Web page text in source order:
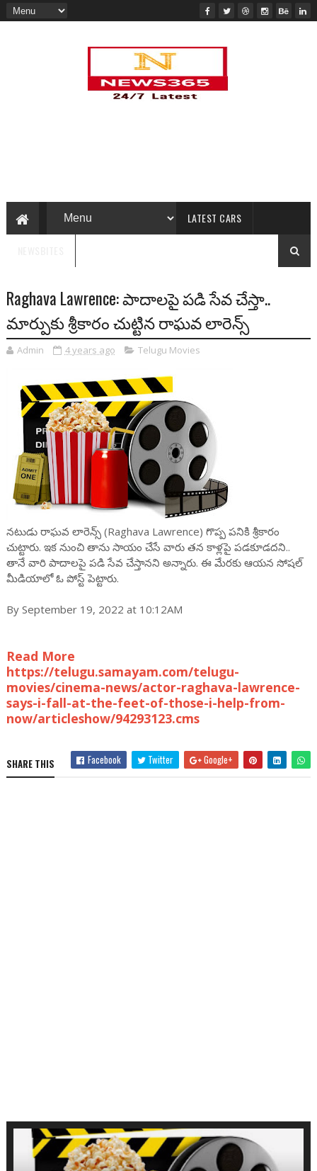
LATEST CARS
Raghava Lawrence: పాదాలపై పడి సేవ చేస్తా..
మార్పుకు శ్రీకారం చుట్టిన రాఘవ లారెన్స్
Admin 4 years ago Telugu Movies
నటుడు రాఘవ లారెన్స్ (Raghava Lawrence) గొప్ప పనికి శ్రీకారం
చుట్టారు. ఇక నుంచి తాను సాయం చేసే వారు తన కాళ్లపై పడకూడదని..
తానే వారి పాదాలపై పడి సేవ చేస్తానని అన్నారు. ఈ మేరకు ఆయన సోషల్
మీడియాలో ఓ పోస్ట్ పెట్టారు.
By September 19, 2022 at 10:12AM
Read More
https://telugu.samayam.com/telugu-
movies/cinema-news/actor-raghava-lawrence-
says-i-fall-at-the-feet-of-those-i-help-from-
now/articleshow/94293123.cms
SHARE THIS Facebook Twitter Google+